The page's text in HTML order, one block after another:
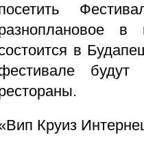
в
в
Круиз